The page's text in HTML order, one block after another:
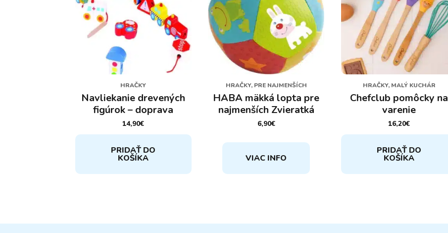
HRAČKY
Navliekanie drevených
figúrok – doprava
14,90€
PRIDAŤ DO
KOŠÍKA
HRAČKY, PRE NAJMENŠÍCH
HABA mäkká lopta pre
najmenších Zvieratká
6,90€
VIAC INFO
HRAČKY, MALÝ KUCHÁR
Chefclub pomôcky na
varenie
16,20€
PRIDAŤ DO
KOŠÍKA